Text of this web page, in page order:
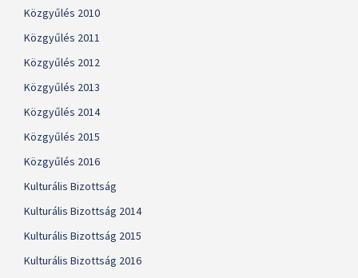
Közgyűlés 2010
Közgyűlés 2011
Közgyűlés 2012
Közgyűlés 2013
Közgyűlés 2014
Közgyűlés 2015
Közgyűlés 2016
Kulturális Bizottság
Kulturális Bizottság 2014
Kulturális Bizottság 2015
Kulturális Bizottság 2016